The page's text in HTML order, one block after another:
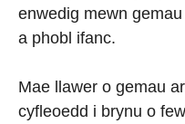
enwedig mewn
a phobl ifanc.
Mae llawer o gemau
cyfleoedd i brynu o